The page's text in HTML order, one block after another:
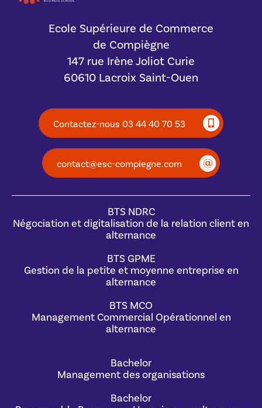
Ecole Supérieure de Commerce
de Compiègne
147 rue Irène Joliot Curie
60610 Lacroix Saint-Ouen
Contactez-nous 03 44 40 70 53
contact@esc-compiegne.com
BTS NDRC
Négociation et digitalisation de la relation client en
alternance
BTS GPME
Gestion de la petite et moyenne entreprise en
alternance
BTS MCO
Management Commercial Opérationnel en
alternance
Bachelor
Management des organisations
Bachelor